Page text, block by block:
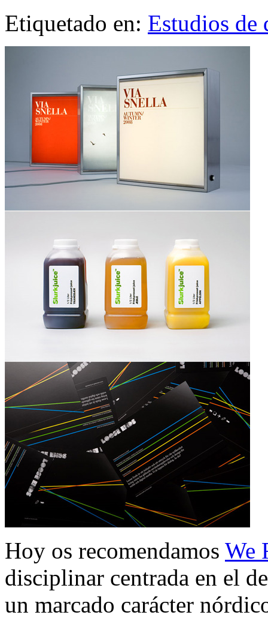
Etiquetado en: Estudios de
Hoy os recomendamos We
disciplinar centrada en el
un marcado carácter